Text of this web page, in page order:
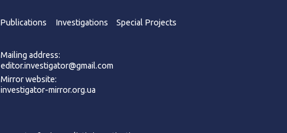
Publications Investigations Special Projects
Mailing address:
editor.investigator@gmail.com
Mirror website:
investigator-mirror.org.ua